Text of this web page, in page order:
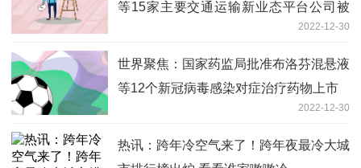
等15家主要交通运输新业态平台公司被
2022-12-30
世界聚焦：国家药监局批准布洛芬混悬液
等12个新冠病毒感染对症治疗药物上市
2022-12-30
热讯：跨年冷空气来了！跨年夜最冷大城